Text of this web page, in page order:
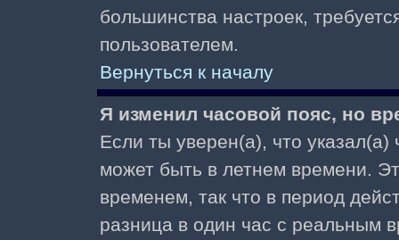
большинства настроек,
пользователем.
Вернуться к началу
Я изменил часовой пояс, но
Если ты уверен(а), что
может быть в летнем времени.
временем, так что в период
разница в один час с реальным